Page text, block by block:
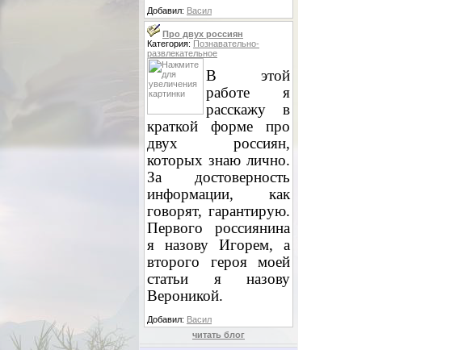
Добавил: Васил
Про двух россиян
Категория: Познавательно-
развлекательное
В этой
работе я
расскажу в
краткой форме про
двух россиян,
которых знаю лично.
За достоверность
информации, как
говорят, гарантирую.
Первого россиянина
я назову Игорем, а
второго героя моей
статьи я назову
Вероникой.
Добавил: Васил
читать блог